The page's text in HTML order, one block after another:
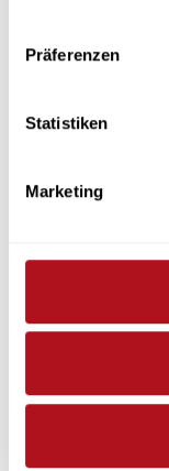
Präferenzen
Statistiken
Marketing